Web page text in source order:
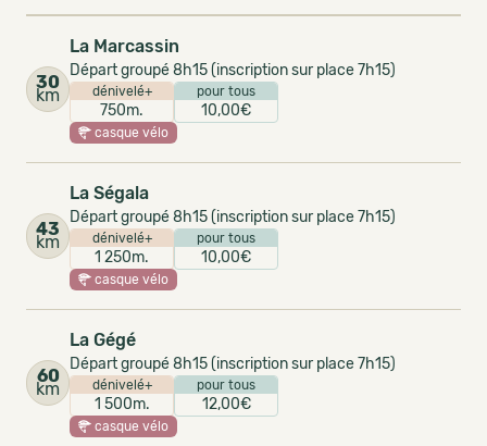
30
km
La Marcassin
Départ groupé 8h15 (inscription sur place 7h15)
dénivelé+
750m.
pour tous
10,00€
casque vélo
43
km
La Ségala
Départ groupé 8h15 (inscription sur place 7h15)
dénivelé+
1 250m.
pour tous
10,00€
casque vélo
60
km
La Gégé
Départ groupé 8h15 (inscription sur place 7h15)
dénivelé+
1 500m.
pour tous
12,00€
casque vélo